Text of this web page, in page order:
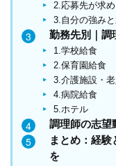
2.応募先が求
3.自分の強み
勤務先別｜調
1.学校給食
2.保育園給食
3.介護施設・
4.病院給食
5.ホテル
調理師の志望
まとめ：経
を